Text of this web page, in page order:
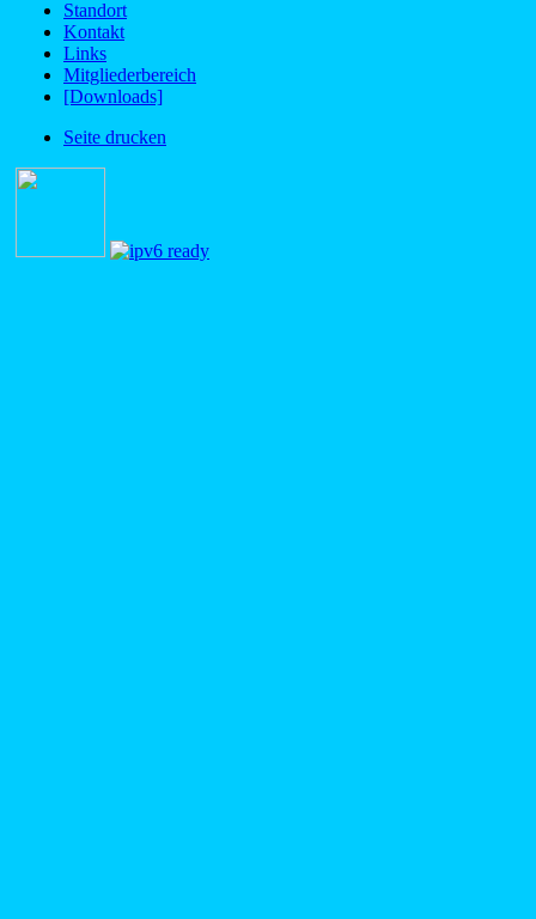
Standort
Kontakt
Links
Mitgliederbereich
[Downloads]
Seite drucken